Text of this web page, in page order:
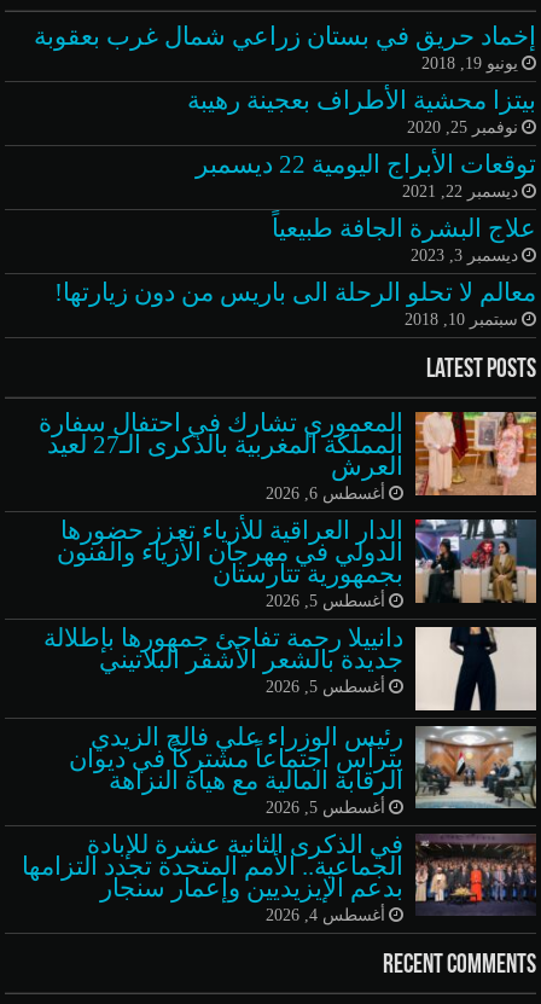
إخماد حريق في بستان زراعي شمال غرب بعقوبة
يونيو 19, 2018
بيتزا محشية الأطراف بعجينة رهيبة
نوفمبر 25, 2020
توقعات الأبراج اليومية 22 ديسمبر
ديسمبر 22, 2021
علاج البشرة الجافة طبيعياً
ديسمبر 3, 2023
معالم لا تحلو الرحلة الى باريس من دون زيارتها!
سبتمبر 10, 2018
Latest Posts
المعموري تشارك في احتفال سفارة
المملكة المغربية بالذكرى الـ27 لعيد
العرش
أغسطس 6, 2026
الدار العراقية للأزياء تعزز حضورها
الدولي في مهرجان الأزياء والفنون
بجمهورية تتارستان
أغسطس 5, 2026
دانييلا رحمة تفاجئ جمهورها بإطلالة
جديدة بالشعر الأشقر البلاتيني
أغسطس 5, 2026
رئيس الوزراء علي فالح الزيدي
يترأس اجتماعاً مشتركاً في ديوان
الرقابة المالية مع هيأة النزاهة
أغسطس 5, 2026
في الذكرى الثانية عشرة للإبادة
الجماعية.. الأمم المتحدة تجدد التزامها
بدعم الإيزيديين وإعمار سنجار
أغسطس 4, 2026
Recent Comments